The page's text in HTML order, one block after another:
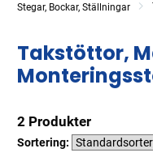
Stegar, Bockar, Ställningar
Takstöttor,
2 Produkter
Sortering: